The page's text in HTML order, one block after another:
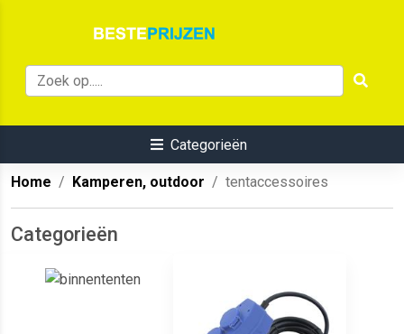
Categorieën
Home Kamperen, outdoor tentaccessoires
Categorieën